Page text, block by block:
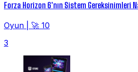
Forza Horizon 6'nın Sistem Gereksinimleri
Oyun
🚀 10
3